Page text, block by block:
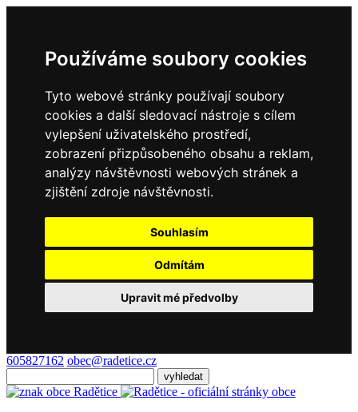
Používáme soubory cookies
Tyto webové stránky používají soubory
cookies a další sledovací nástroje s cílem
vylepšení uživatelského prostředí,
zobrazení přizpůsobeného obsahu a reklam,
analýzy návštěvnosti webových stránek a
zjištění zdroje návštěvnosti.
Souhlasím
Odmítám
Upravit mé předvolby
605827162 obec@radetice.cz